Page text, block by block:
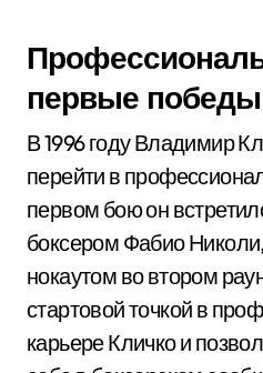
первые победы
В 1996 году Владимир
перейти в
первом бою он
боксером Фабио
нокаутом во втором
стартовой точкой в
карьере Кличко и